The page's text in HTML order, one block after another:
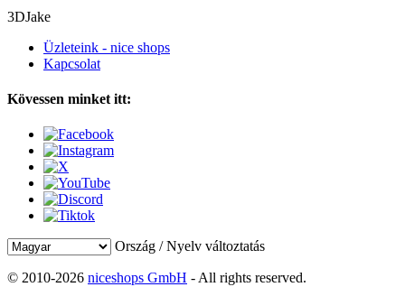
3DJake
Üzleteink - nice shops
Kapcsolat
Kövessen minket itt:
Ország / Nyelv változtatás
© 2010-2026 niceshops GmbH - All rights reserved.